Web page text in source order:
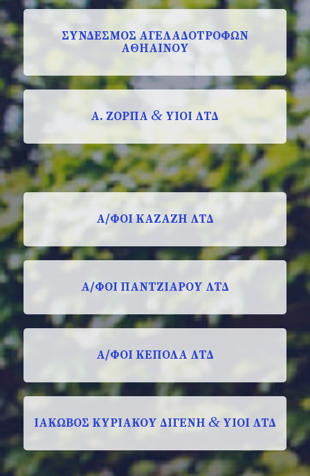
ΣΥΝΔΕΣΜΟΣ ΑΓΕΛΑΔΟΤΡΟΦΩΝ
ΑΘΗΑΙΝΟΥ
Α. ΖΟΡΠΑ & ΥΙΟΙ ΛΤΔ
Α/ΦΟΙ ΚΑΖΑΖΗ ΛΤΔ
Α/ΦΟΙ ΠΑΝΤΖΙΑΡΟΥ ΛΤΔ
Α/ΦΟΙ ΚΕΠΟΛΑ ΛΤΔ
ΙΑΚΩΒΟΣ ΚΥΡΙΑΚΟΥ ΔΙΓΕΝΗ &ΥΙΟΙ ΛΤΔ